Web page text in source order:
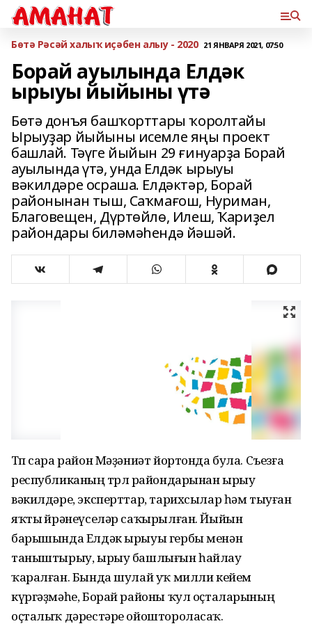
Бөтә Рәсәй халыҡ иҫәбен алыу - 2020 21 ЯНВАРЯ 2021, 07:50
Борай ауылында Елдәк
ырыуы йыйыны үтә
Бөтә донъя башҡорттары ҡоролтайы
Ырыуҙар йыйыны исемле яңы проект
башлай. Тәүге йыйын 29 ғинуарҙа Борай
ауылында үтә, унда Елдәк ырыуы
вәкилдәре осраша. Елдәктәр, Борай
районынан тыш, Саҡмағош, Нуриман,
Благовещен, Дүртөйлө, Илеш, Ҡариҙел
райондары биләмәһендә йәшәй.
Төп сара район Мәҙәниәт йортонда була. Съезға
республиканың төрлө райондарынан ырыу
вәкилдәре, эксперттар, тарихсылар һәм тыуған
яҡты өйрәнеүселәр саҡырылған. Йыйын
барышында Елдәк ырыуы гербы менән
таныштырыу, ырыу башлығын һайлау
ҡаралған. Бында шулай уҡ милли кейем
күргәҙмәһе, Борай районы ҡул оҫталарының
оҫталыҡ дәрестәре ойоштороласаҡ.